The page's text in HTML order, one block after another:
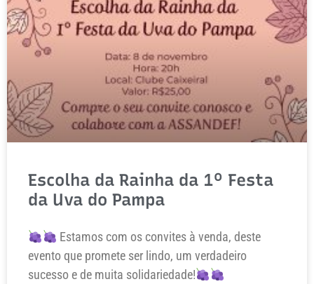
Escolha da Rainha da 1º Festa
da Uva do Pampa
Estamos com os convites à venda, deste
evento que promete ser lindo, um verdadeiro
sucesso e de muita solidariedade!